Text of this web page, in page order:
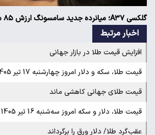
گلکسی A۳۷؛ میانرده جدید سامسونگ ارزش ۸۵ میلیون پول را دارد؟
اخبار مرتبط
افزایش قیمت طلا در بازار جهانی
قیمت طلا، سکه و دلار امروز چهارشنبه 17 تیر 1405
قیمت طلای جهانی کاهشی ماند
قیمت طلا، دلار و سکه امروز سه‌شنبه 16 تیر 1405
عقب‌گرد طلا/ دلار ورق را برگرداند